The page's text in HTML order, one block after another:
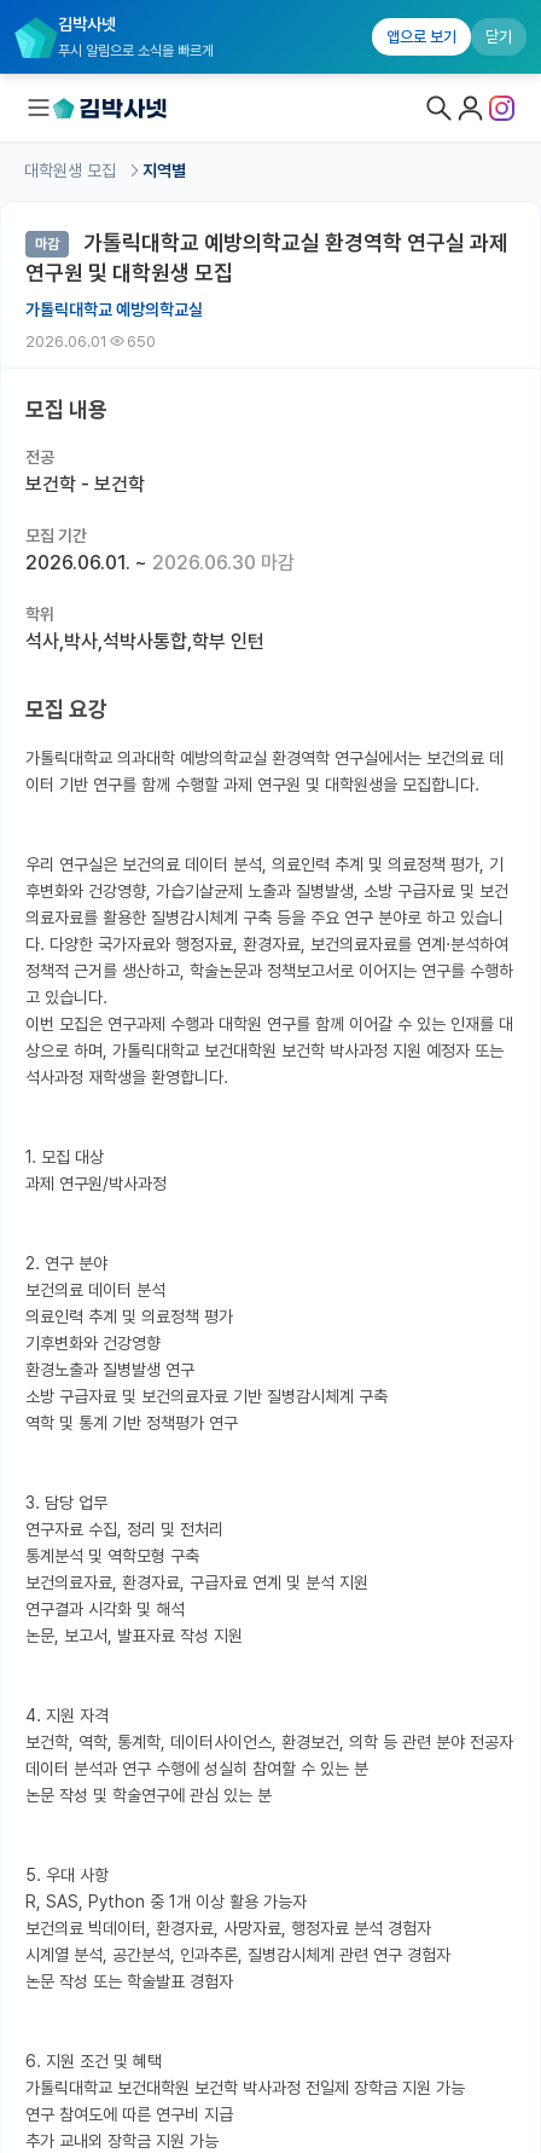
김박사넷
푸시 알림으로 소식을 빠르게
앱으로 보기 닫기
대학원생 모집 홈
기관별 모집 정보
연구실별 모집 정보
전공별 모집 정보
국내대학원 정보
연구실&오픈랩
커리어
반도체 아카데미
대학원생 모집 지역별
마감
가톨릭대학교 예방의학교실 환경역학 연구실 과제
연구원 및 대학원생 모집
가톨릭대학교 예방의학교실
2026.06.01 650
모집 내용
전공
보건학 - 보건학
모집 기간
2026.06.01. ~ 2026.06.30 마감
학위
석사,박사,석박사통합,학부 인턴
모집 요강
가톨릭대학교 의과대학 예방의학교실 환경역학 연구실에서는 보건의료 데
이터 기반 연구를 함께 수행할 과제 연구원 및 대학원생을 모집합니다.
우리 연구실은 보건의료 데이터 분석, 의료인력 추계 및 의료정책 평가, 기
후변화와 건강영향, 가습기살균제 노출과 질병발생, 소방 구급자료 및 보건
의료자료를 활용한 질병감시체계 구축 등을 주요 연구 분야로 하고 있습니
다. 다양한 국가자료와 행정자료, 환경자료, 보건의료자료를 연계·분석하여
정책적 근거를 생산하고, 학술논문과 정책보고서로 이어지는 연구를 수행하
고 있습니다.
이번 모집은 연구과제 수행과 대학원 연구를 함께 이어갈 수 있는 인재를 대
상으로 하며, 가톨릭대학교 보건대학원 보건학 박사과정 지원 예정자 또는
석사과정 재학생을 환영합니다.
1. 모집 대상
과제 연구원/박사과정
2. 연구 분야
보건의료 데이터 분석
의료인력 추계 및 의료정책 평가
기후변화와 건강영향
환경노출과 질병발생 연구
소방 구급자료 및 보건의료자료 기반 질병감시체계 구축
역학 및 통계 기반 정책평가 연구
3. 담당 업무
연구자료 수집, 정리 및 전처리
통계분석 및 역학모형 구축
보건의료자료, 환경자료, 구급자료 연계 및 분석 지원
연구결과 시각화 및 해석
논문, 보고서, 발표자료 작성 지원
4. 지원 자격
보건학, 역학, 통계학, 데이터사이언스, 환경보건, 의학 등 관련 분야 전공자
데이터 분석과 연구 수행에 성실히 참여할 수 있는 분
논문 작성 및 학술연구에 관심 있는 분
5. 우대 사항
R, SAS, Python 중 1개 이상 활용 가능자
보건의료 빅데이터, 환경자료, 사망자료, 행정자료 분석 경험자
시계열 분석, 공간분석, 인과추론, 질병감시체계 관련 연구 경험자
논문 작성 또는 학술발표 경험자
6. 지원 조건 및 혜택
가톨릭대학교 보건대학원 보건학 박사과정 전일제 장학금 지원 가능
연구 참여도에 따른 연구비 지급
추가 교내외 장학금 지원 가능